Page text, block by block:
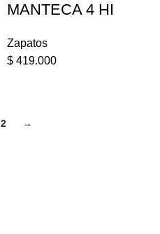
MANTECA 4 HI
Zapatos
$ 419.000
2 →